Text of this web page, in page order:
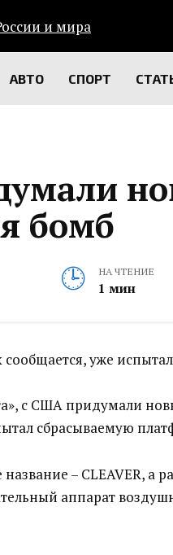
АВТО СПОРТ
бомб
НА ЧТЕНИЕ
1 мин
уже
с США придумали
сбрасываемую
– CLEAVER, а
аппарат